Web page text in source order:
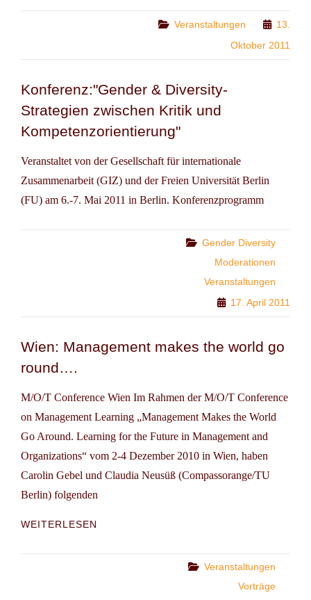
Categories
Veranstaltungen
13.
Oktober 2011
Konferenz:"Gender & Diversity-
Strategien zwischen Kritik und
Kompetenzorientierung"
Veranstaltet von der Gesellschaft für internationale
Zusammenarbeit (GIZ) und der Freien Universität Berlin
(FU) am 6.-7. Mai 2011 in Berlin. Konferenzprogramm
Categories
Gender Diversity
Moderationen
Veranstaltungen
17. April 2011
Wien: Management makes the world go
round….
M/O/T Conference Wien Im Rahmen der M/O/T Conference
on Management Learning „Management Makes the World
Go Around. Learning for the Future in Manage­ment and
Organizations“ vom 2-4 Dezember 2010 in Wien, haben
Carolin Gebel und Claudia Neusüß (Compassorange/TU
Berlin) folgenden
WEITERLESEN
Categories
Veranstaltungen
Vorträge